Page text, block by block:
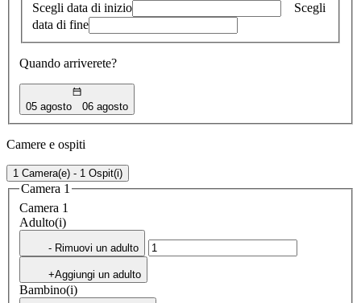
Scegli data di inizio
Scegli
data di fine
Quando arriverete?
05 agosto 06 agosto
Camere e ospiti
1 Camera(e) - 1 Ospit(i)
Camera 1
Camera 1
Adulto(i)
- Rimuovi un adulto
+Aggiungi un adulto
Bambino(i)